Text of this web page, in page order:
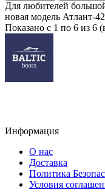
Для любителей
новая модель Атлант-
Показано с 1 по 6 из 6
Информация
О нас
Доставка
Политика
Условия